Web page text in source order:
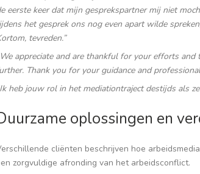
eerste keer dat mijn gesprekspartner mij niet
het gesprek ons nog even apart wilde
tevreden.”
appreciate and are thankful for your efforts
Thank you for your guidance and
heb jouw rol in het mediationtraject destijds als
oplossingen en
cliënten beschrijven hoe
zorgvuldige afronding van het arbeidsconflict.